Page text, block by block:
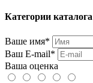
Категории каталога
Ваше имя*
Ваш E-mail*
Ваша оценка